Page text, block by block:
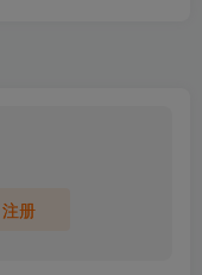
注册